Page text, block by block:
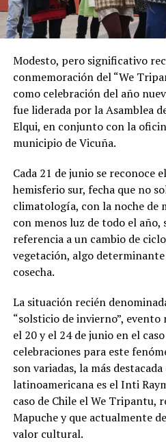
Modesto, pero significativo
conmemoración del “We
como celebración del año
fue liderada por la Asamblea
Elqui, en conjunto con la
municipio de Vicuña.
Cada 21 de junio se reconoce
hemisferio sur, fecha que no
climatología, con la noche de
con menos luz de todo el año,
referencia a un cambio de
vegetación, algo
cosecha.
La situación recién
“solsticio de invierno”,
el 20 y el 24 de junio en el
celebraciones para este
son variadas, la más
latinoamericana es el Inti
caso de Chile el We Tripantu,
Mapuche y que actualmente
valor cultural.